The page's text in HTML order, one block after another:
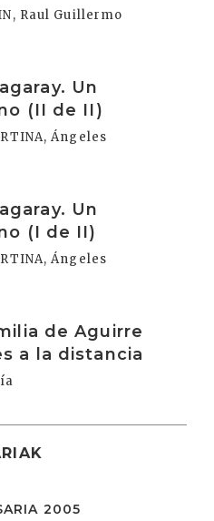
Raul Guillermo
Un
(II de II)
Ángeles
Un
(I de II)
Ángeles
de Aguirre
a la distancia
2005